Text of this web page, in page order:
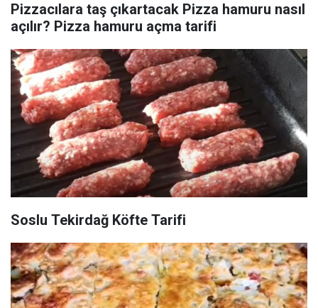
Pizzacılara taş çıkartacak Pizza hamuru nasıl
açılır? Pizza hamuru açma tarifi
Soslu Tekirdağ Köfte Tarifi